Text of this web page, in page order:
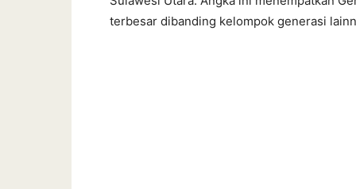
terbesar dibanding kelompok generasi